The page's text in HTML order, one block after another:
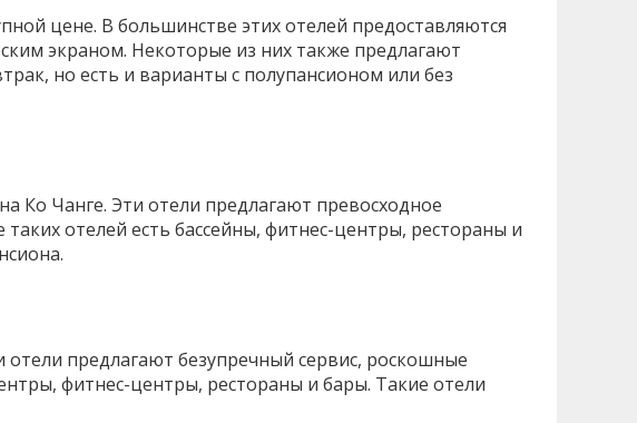
цене. В большинстве этих отелей предоставляются
экраном. Некоторые из них также предлагают
но есть и варианты с полупансионом или без
Ко Чанге. Эти отели предлагают превосходное
отелей есть бассейны, фитнес-центры, рестораны и
предлагают безупречный сервис, роскошные
фитнес-центры, рестораны и бары. Такие отели